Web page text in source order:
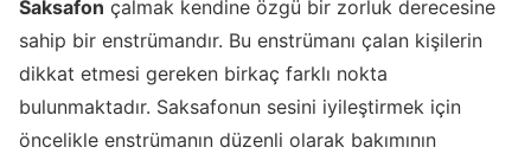
Saksafon çalmak kendine özgü bir zorluk derecesine
sahip bir enstrümandır. Bu enstrümanı çalan kişilerin
dikkat etmesi gereken birkaç farklı nokta
bulunmaktadır. Saksafonun sesini iyileştirmek için
öncelikle enstrümanın düzenli olarak bakımının